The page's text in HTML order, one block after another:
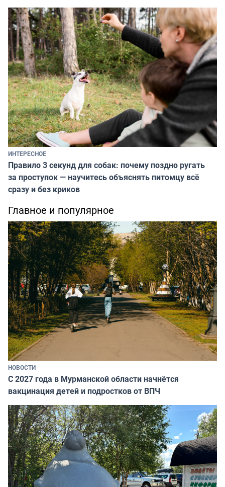
ИНТЕРЕСНОЕ
Правило 3 секунд для собак: почему поздно ругать
за проступок — научитесь объяснять питомцу всё
сразу и без криков
Главное и популярное
НОВОСТИ
С 2027 года в Мурманской области начнётся
вакцинация детей и подростков от ВПЧ